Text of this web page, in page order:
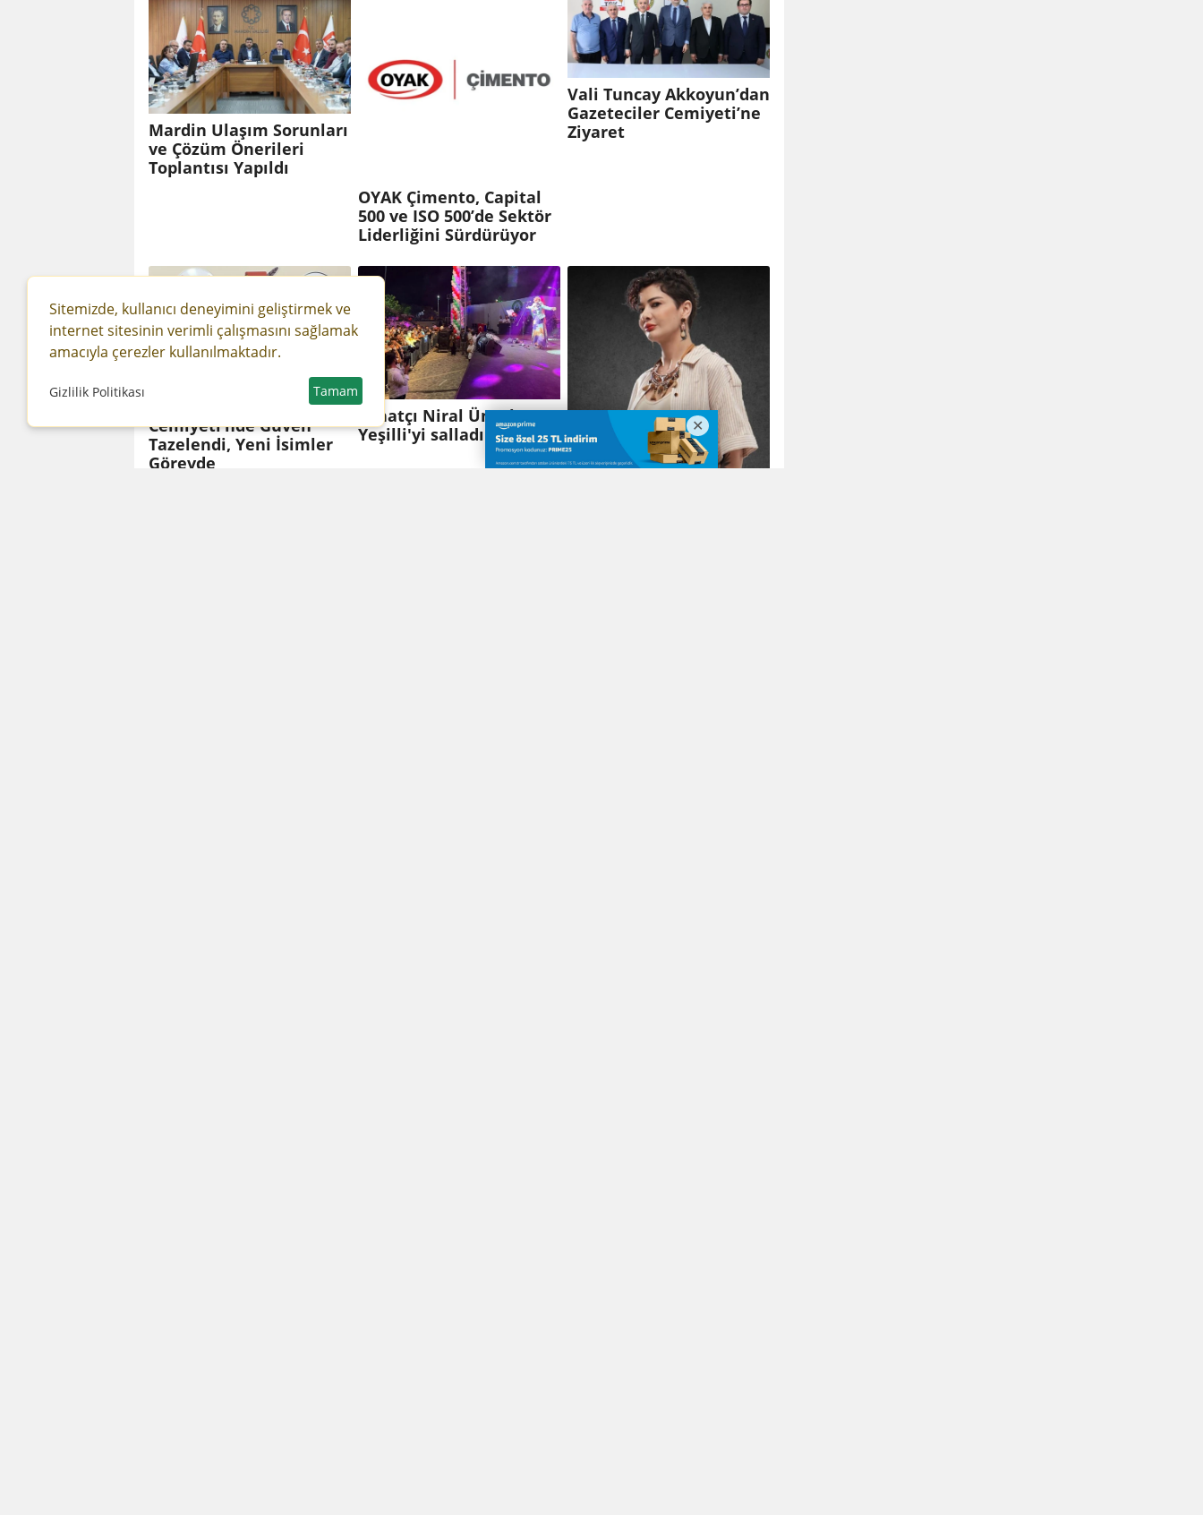
Mardin Ulaşım Sorunları
ve Çözüm Önerileri
Toplantısı Yapıldı
OYAK Çimento, Capital
500 ve ISO 500’de Sektör
Liderliğini Sürdürüyor
Vali Tuncay Akkoyun’dan
Gazeteciler Cemiyeti’ne
Ziyaret
Cemiyeti’nde Güven
Tazelendi, Yeni İsimler
Görevde
Sanatçı Niral Ünsal,
Yeşilli'yi salladı
Sitemizde, kullanıcı deneyimini geliştirmek ve
internet sitesinin verimli çalışmasını sağlamak
amacıyla çerezler kullanılmaktadır.
Gizlilik Politikası Tamam